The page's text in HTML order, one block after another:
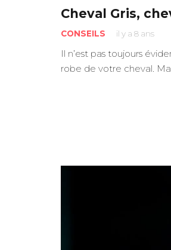
Cheval Gris,
CONSEILS il y a 8 ans
Il n’est pas toujours
robe de votre cheval.